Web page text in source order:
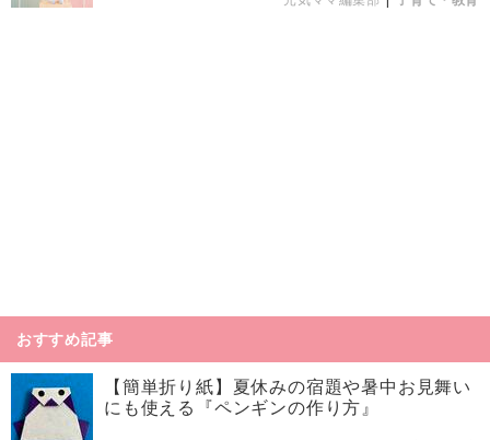
おすすめ記事
【簡単折り紙】夏休みの宿題や暑中お見舞い
にも使える『ペンギンの作り方』